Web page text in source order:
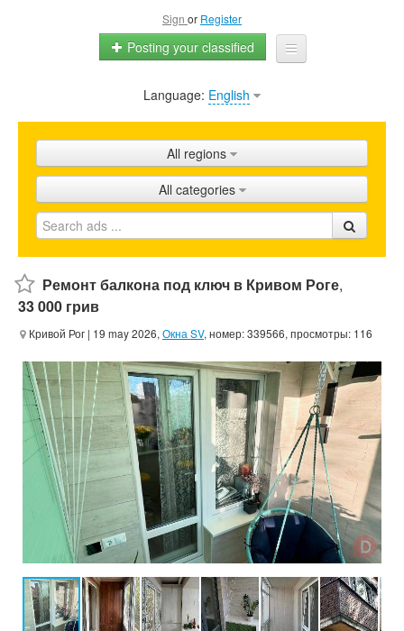
Sign or Register
Posting your classified
Home
Shops
Promotion
FAQ
Blog
Language: English
All regions
All categories
Ремонт балкона под ключ в Кривом Роге,
33 000 грив
Кривой Рог | 19 may 2026, Окна SV, номер: 339566, просмотры: 116